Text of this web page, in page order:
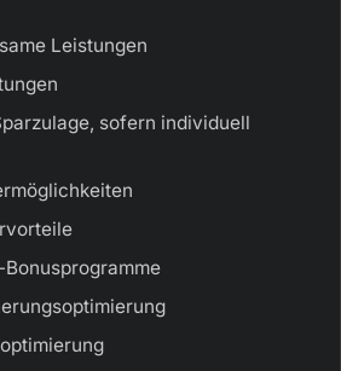
Leistungen
sofern individuell